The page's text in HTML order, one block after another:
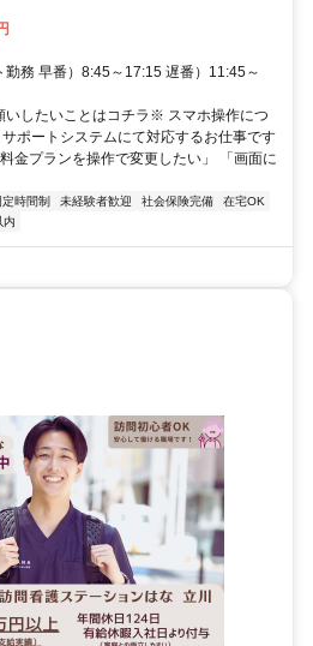
務 早番）8:45～17:15 遅番）11:45～
したいことはコチラ※ スマホ操作につ
ポートシステムにて対応するお仕事です
金プランを操作で変更したい」 「画面に
定時間制 未経験者歓迎 社会保険完備
在宅OK
内